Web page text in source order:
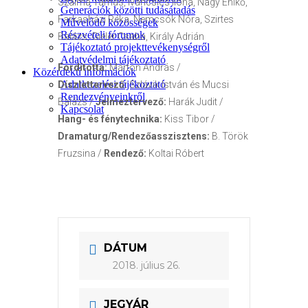
Generációk közötti tudásátadás
Művelődő közösségek
Részvételi fórumok
Tájékoztató projekttevékenységről
Adatvédelmi tájékoztató
Közérdekű információk
Adatkezelési tájékoztató
Rendezvényeinkről
Kapcsolat
Farkasházi Réka, Nemcsók Nóra, Szirtes
Balázs, Gieler Csaba, Király Adrián
Fordította:Márton András /
Díszlettervező:Szlávik István és Mucsi
Balázs /Jelmeztervező: Harák Judit /
Hang- és fénytechnika: Kiss Tibor /
Dramaturg/Rendezőasszisztens: B. Török
Fruzsina / Rendező: Koltai Róbert
DÁTUM
2018. július 26.
JEGYÁR